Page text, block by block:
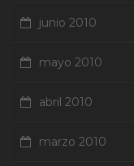
junio 2010
mayo 2010
abril 2010
marzo 2010